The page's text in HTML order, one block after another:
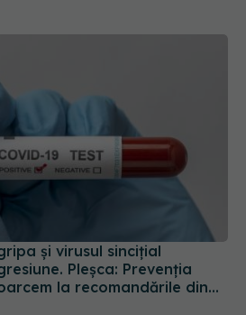
Pleșca: Prevenția
la recomandările din